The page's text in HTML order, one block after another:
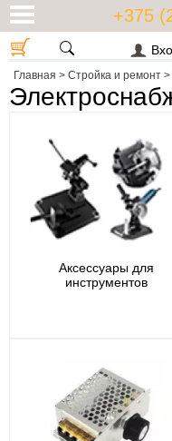
+375
Главная > Стройка и ремонт >
Аксессуары для
инструментов